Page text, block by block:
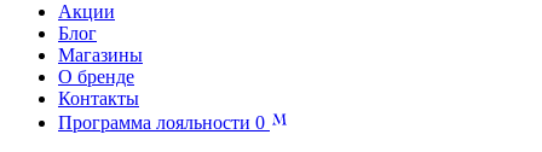
Акции
Блог
Магазины
О бренде
Контакты
Программа лояльности 0